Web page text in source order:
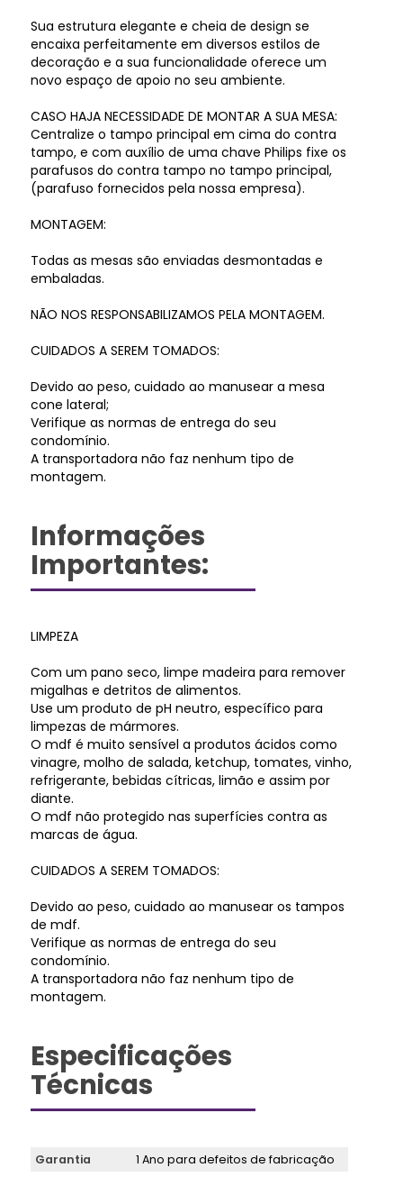
Sua estrutura elegante e cheia de design se
encaixa perfeitamente em diversos estilos de
decoração e a sua funcionalidade oferece um
novo espaço de apoio no seu ambiente.
CASO HAJA NECESSIDADE DE MONTAR A SUA MESA:
Centralize o tampo principal em cima do contra
tampo, e com auxílio de uma chave Philips fixe os
parafusos do contra tampo no tampo principal,
(parafuso fornecidos pela nossa empresa).
MONTAGEM:
Todas as mesas são enviadas desmontadas e
embaladas.
NÃO NOS RESPONSABILIZAMOS PELA MONTAGEM.
CUIDADOS A SEREM TOMADOS:
Devido ao peso, cuidado ao manusear a mesa
cone lateral;
Verifique as normas de entrega do seu
condomínio.
A transportadora não faz nenhum tipo de
montagem.
Informações
Importantes:
LIMPEZA
Com um pano seco, limpe madeira para remover
migalhas e detritos de alimentos.
Use um produto de pH neutro, específico para
limpezas de mármores.
O mdf é muito sensível a produtos ácidos como
vinagre, molho de salada, ketchup, tomates, vinho,
refrigerante, bebidas cítricas, limão e assim por
diante.
O mdf não protegido nas superfícies contra as
marcas de água.
CUIDADOS A SEREM TOMADOS:
Devido ao peso, cuidado ao manusear os tampos
de mdf.
Verifique as normas de entrega do seu
condomínio.
A transportadora não faz nenhum tipo de
montagem.
Especificações
Técnicas
Garantia
1 Ano para defeitos de fabricação